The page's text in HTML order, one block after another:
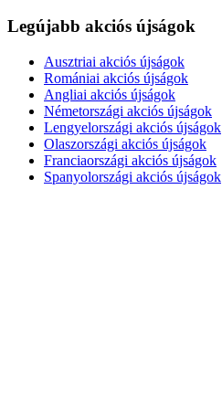
Legújabb akciós újságok
Ausztriai akciós újságok
Romániai akciós újságok
Angliai akciós újságok
Németországi akciós újságok
Lengyelországi akciós újságok
Olaszországi akciós újságok
Franciaországi akciós újságok
Spanyolországi akciós újságok